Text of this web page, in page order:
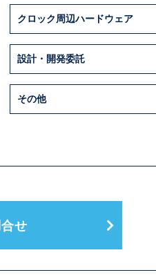
クロック周辺ハードウェア
設計・開発委託
その他
せ